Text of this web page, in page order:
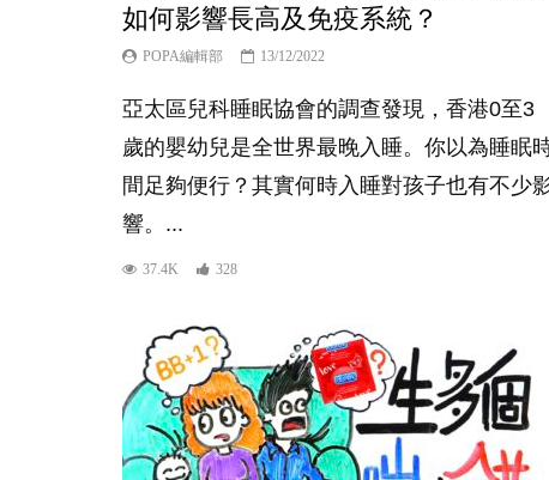
如何影響長高及免疫系統？
POPA編輯部 13/12/2022
亞太區兒科睡眠協會的調查發現，香港0至3
歲的嬰幼兒是全世界最晚入睡。你以為睡眠
間足夠便行？其實何時入睡對孩子也有不少
響。...
37.4K 328